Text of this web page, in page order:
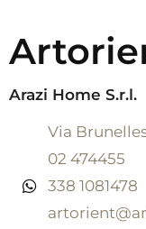
Arazi Home S.r.l.
Via
02 474455
338 1081478